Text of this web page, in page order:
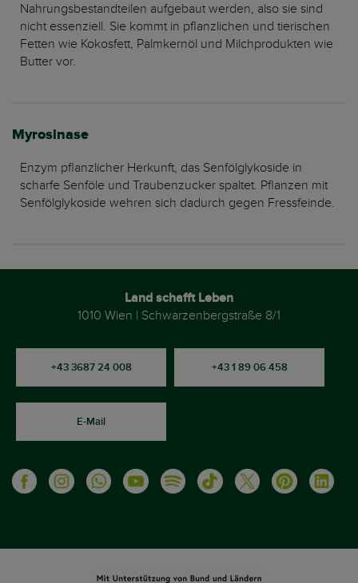
Nahrungsbestandteilen aufgebaut werden, also sie sind
nicht essenziell. Sie kommt in pflanzlichen und tierischen
Fetten wie Kokosfett, Palmkernöl und Milchprodukten wie
Butter vor.
Myrosinase
Enzym pflanzlicher Herkunft, das Senfölglykoside in
scharfe Senföle und Traubenzucker spaltet. Pflanzen mit
Senfölglykoside wehren sich dadurch gegen Fressfeinde.
Land schafft Leben
1010 Wien | Schwarzenbergstraße 8/1
+43 3687 24 008 +43 1 89 06 458
E-Mail